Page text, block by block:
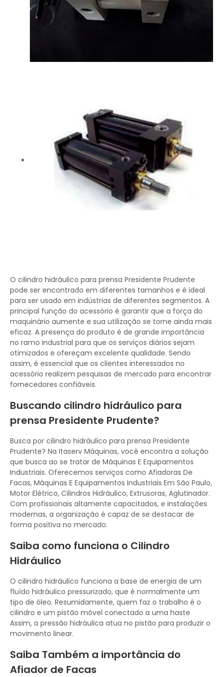
O cilindro hidráulico para prensa Presidente Prudente
pode ser encontrado em diferentes tamanhos e é ideal
para ser usado em indústrias de diferentes segmentos. A
principal função do acessório é garantir que a força do
maquinário aumente e sua utilização se torne ainda mais
eficaz. A presença do produto é de grande importância
no ramo industrial para que os serviços diários sejam
otimizados e ofereçam excelente qualidade. Sendo
assim, é essencial que os clientes interessados no
acessório realizem pesquisas de mercado para encontrar
fornecedores confiáveis.
Buscando cilindro hidráulico para
prensa Presidente Prudente?
Busca por cilindro hidráulico para prensa Presidente
Prudente? Na Itaserv Máquinas, você encontra a solução
que busca ao se tratar de Máquinas E Equipamentos
Industriais. Oferecemos serviços como Afiadoras De
Facas, Máquinas E Equipamentos Industriais Em São Paulo,
Motor Elétrico, Cilindros Hidráulico, Extrusoras, Aglutinador.
Com profissionais altamente capacitados, e instalações
modernas, a organização é capaz de se destacar de
forma positiva no mercado.
Saiba como funciona o Cilindro
Hidráulico
O cilindro hidráulico funciona a base de energia de um
fluído hidráulico pressurizado, que é normalmente um
tipo de óleo. Resumidamente, quem faz o trabalho é o
cilindro e um pistão móvel conectado a uma haste
Assim, a pressão hidráulica atua no pistão para produzir o
movimento linear.
Saiba Também a importância do
Afiador de Facas